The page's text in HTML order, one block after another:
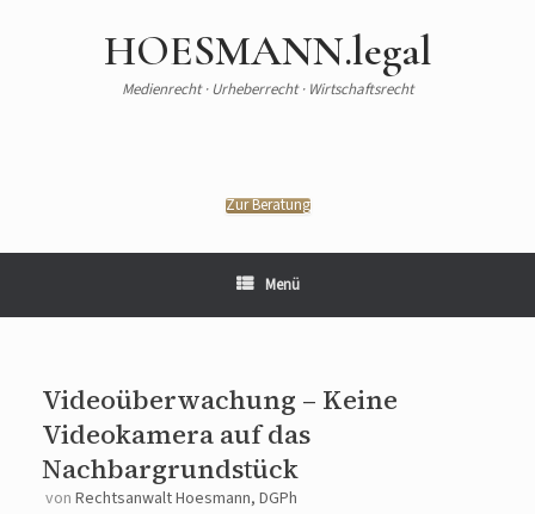
HOESMANN.legal
Medienrecht · Urheberrecht · Wirtschaftsrecht
Zur Beratung
Menü
Videoüberwachung – Keine
Videokamera auf das
Nachbargrundstück
von Rechtsanwalt Hoesmann, DGPh